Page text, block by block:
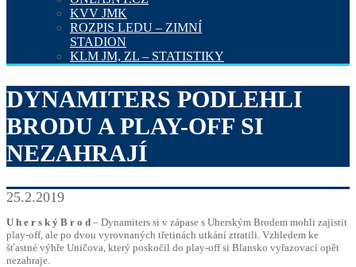
KVV JMK
ROZPIS LEDU – ZIMNÍ
STADION
KLM JM, ZL – STATISTIKY
DYNAMITERS PODLEHLI
BRODU A PLAY-OFF SI
NEZAHRAJÍ
25.2.2019
U h e r s k ý B r o d – Dynamiters si v zápase s Uherským Brodem mohli zajistit
play-off, ale po dvou vyrovnaných třetinách utkání ztratili. Vzhledem ke
šťastné výhře Uničova, který poskočil do play-off si Blansko vyřazovací opět
nezahraje.